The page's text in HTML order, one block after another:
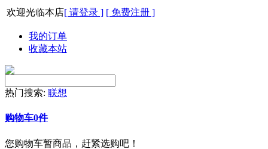
欢迎光临本店[ 请登录 ] [ 免费注册 ]
我的订单
收藏本站
热门搜索: 联想
购物车0件
您购物车暂商品，赶紧选购吧！